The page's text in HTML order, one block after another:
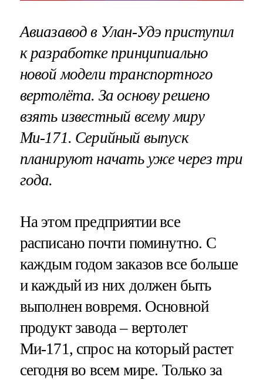
Авиазавод в Улан-Удэ приступил
к разработке принципиально
новой модели транспортного
вертолёта. За основу решено
взять известный всему миру
Ми-171. Серийный выпуск
планируют начать уже через три
года.
На этом предприятии все
расписано почти поминутно. С
каждым годом заказов все больше
и каждый из них должен быть
выполнен вовремя. Основной
продукт завода – вертолет
Ми-171, спрос на который растет
сегодня во всем мире. Только за